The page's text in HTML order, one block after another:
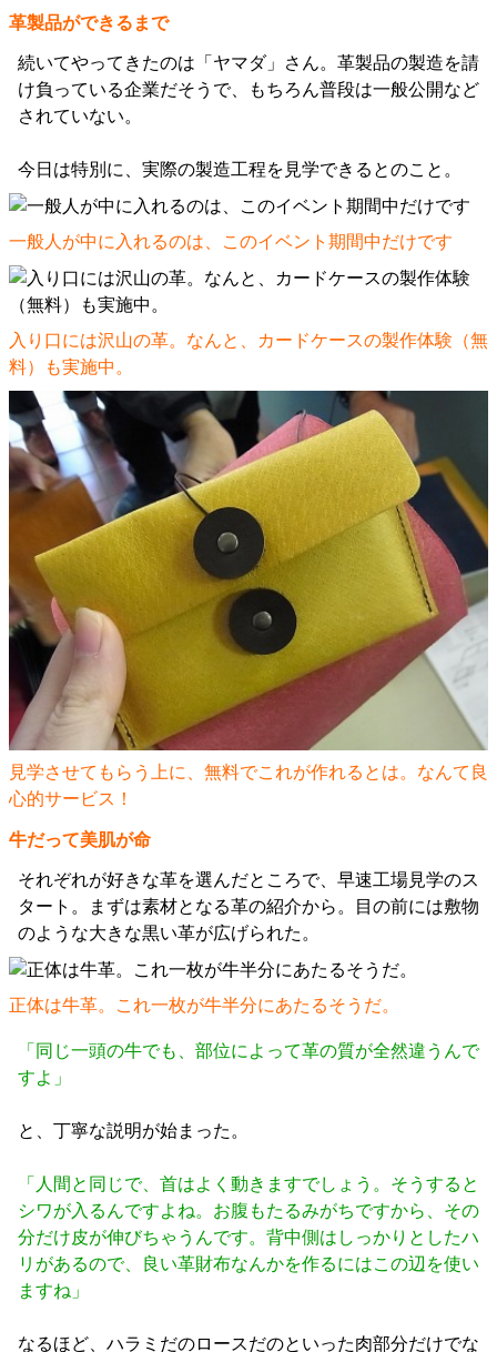
革製品ができるまで
続いてやってきたのは「ヤマダ」さん。革製品の製造を請
け負っている企業だそうで、もちろん普段は一般公開など
されていない。
今日は特別に、実際の製造工程を見学できるとのこと。
一般人が中に入れるのは、このイベント期間中だけです
入り口には沢山の革。なんと、カードケースの製作体験（無
料）も実施中。
見学させてもらう上に、無料でこれが作れるとは。なんて良
心的サービス！
牛だって美肌が命
それぞれが好きな革を選んだところで、早速工場見学のス
タート。まずは素材となる革の紹介から。目の前には敷物
のような大きな黒い革が広げられた。
正体は牛革。これ一枚が牛半分にあたるそうだ。
「同じ一頭の牛でも、部位によって革の質が全然違うんで
すよ」
と、丁寧な説明が始まった。
「人間と同じで、首はよく動きますでしょう。そうすると
シワが入るんですよね。お腹もたるみがちですから、その
分だけ皮が伸びちゃうんです。背中側はしっかりとしたハ
リがあるので、良い革財布なんかを作るにはこの辺を使い
ますね」
なるほど、ハラミだのロースだのといった肉部分だけでな